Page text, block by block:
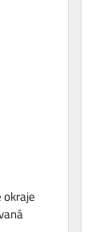
okraje